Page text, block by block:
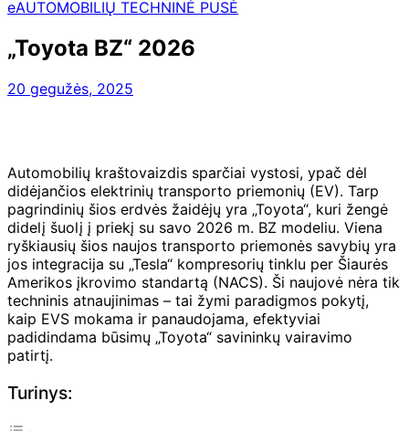
eAUTOMOBILIŲ TECHNINĖ PUSĖ
„Toyota BZ“ 2026
20 gegužės, 2025
Automobilių kraštovaizdis sparčiai vystosi, ypač dėl
didėjančios elektrinių transporto priemonių (EV). Tarp
pagrindinių šios erdvės žaidėjų yra „Toyota“, kuri žengė
didelį šuolį į priekį su savo 2026 m. BZ modeliu. Viena
ryškiausių šios naujos transporto priemonės savybių yra
jos integracija su „Tesla“ kompresorių tinklu per Šiaurės
Amerikos įkrovimo standartą (NACS). Ši naujovė nėra tik
techninis atnaujinimas – tai žymi paradigmos pokytį,
kaip EVS mokama ir panaudojama, efektyviai
padidindama būsimų „Toyota“ savininkų vairavimo
patirtį.
Turinys: